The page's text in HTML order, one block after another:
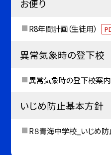
お便り
R8年間計画（生徒用）
異常気象時の登下校
異常気象時の登下校案内
いじめ防止基本方針
R８青海中学校_いじめ